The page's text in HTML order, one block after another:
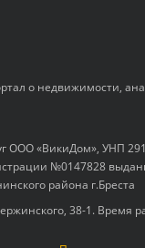
о недвижимости,
ООО «ВикиДом», УНП
№0147828
района г.Бреста
38-1. Время